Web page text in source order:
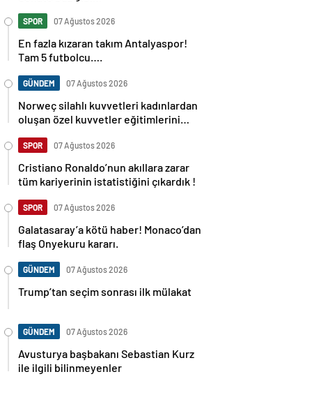
SPOR 07 Ağustos 2026
En fazla kızaran takım Antalyaspor!
Tam 5 futbolcu….
GÜNDEM 07 Ağustos 2026
Norweç silahlı kuvvetleri kadınlardan
oluşan özel kuvvetler eğitimlerini
SPOR 07 Ağustos 2026
Cristiano Ronaldo’nun akıllara zarar
tüm kariyerinin istatistiğini çıkardık !
SPOR 07 Ağustos 2026
Galatasaray’a kötü haber! Monaco’dan
flaş Onyekuru kararı.
GÜNDEM 07 Ağustos 2026
Trump’tan seçim sonrası ilk mülakat
GÜNDEM 07 Ağustos 2026
Avusturya başbakanı Sebastian Kurz
ile ilgili bilinmeyenler